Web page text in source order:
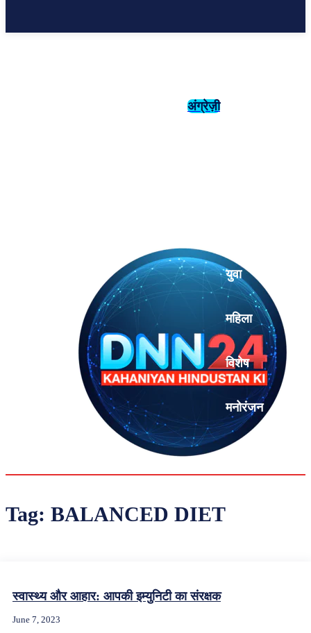
अंग्रेज़ी
युवा
महिला
विशेष
मनोरंजन
Tag: BALANCED DIET
स्वास्थ्य और आहार: आपकी इम्युनिटी का संरक्षक
June 7, 2023